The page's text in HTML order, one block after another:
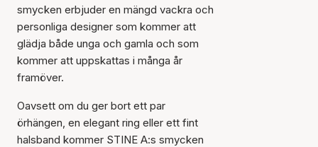
smycken erbjuder en mängd vackra och
personliga designer som kommer att
glädja både unga och gamla och som
kommer att uppskattas i många år
framöver.
Oavsett om du ger bort ett par
örhängen, en elegant ring eller ett fint
halsband kommer STINE A:s smycken